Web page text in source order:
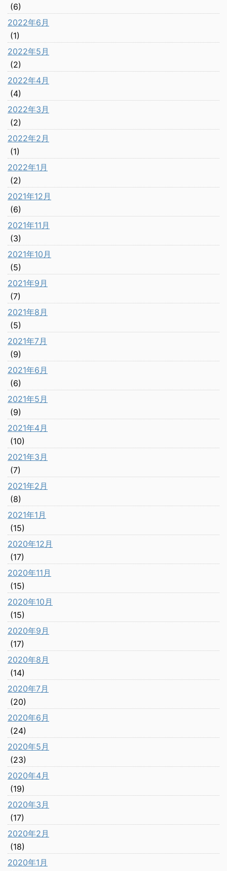
(6)
2022年6月
(1)
2022年5月
(2)
2022年4月
(4)
2022年3月
(2)
2022年2月
(1)
2022年1月
(2)
2021年12月
(6)
2021年11月
(3)
2021年10月
(5)
2021年9月
(7)
2021年8月
(5)
2021年7月
(9)
2021年6月
(6)
2021年5月
(9)
2021年4月
(10)
2021年3月
(7)
2021年2月
(8)
2021年1月
(15)
2020年12月
(17)
2020年11月
(15)
2020年10月
(15)
2020年9月
(17)
2020年8月
(14)
2020年7月
(20)
2020年6月
(24)
2020年5月
(23)
2020年4月
(19)
2020年3月
(17)
2020年2月
(18)
2020年1月